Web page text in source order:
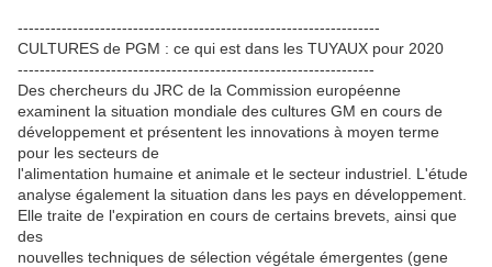
------------------------------------------------------------------
CULTURES de PGM : ce qui est dans les TUYAUX pour 2020
-----------------------------------------------------------------
Des chercheurs du JRC de la Commission européenne
examinent la situation mondiale des cultures GM en cours de
développement et présentent les innovations à moyen terme
pour les secteurs de
l'alimentation humaine et animale et le secteur industriel. L'étude
analyse également la situation dans les pays en développement.
Elle traite de l'expiration en cours de certains brevets, ainsi que
des
nouvelles techniques de sélection végétale émergentes (gene